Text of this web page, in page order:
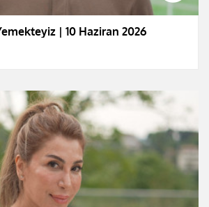
| 10 Haziran 2026